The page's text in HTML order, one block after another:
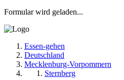
Formular wird geladen...
Essen-gehen
Deutschland
Mecklenburg-Vorpommern
Sternberg